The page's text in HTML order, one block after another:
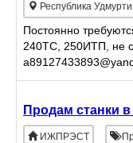
Республика
Постоянно
240ТС, 250ИТП, не
Продам станки
ИЖПРЭСТ